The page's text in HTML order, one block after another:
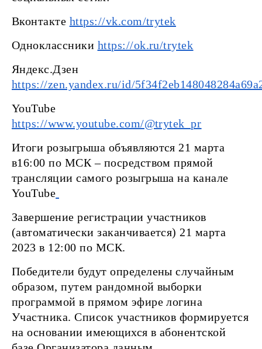
Вконтакте https://vk.com/trytek
Одноклассники https://ok.ru/trytek
Яндекс.Дзен
https://zen.yandex.ru/id/
YouTube
https://www.youtube.com/@trytek_pr
Итоги розыгрыша объявляются 21 марта
в16:00 по МСК – посредством прямой
трансляции самого розыгрыша на канале
YouTube
Завершение регистрации участников
(автоматически заканчивается) 21 марта
2023 в 12:00 по МСК.
Победители будут определены случайным
образом, путем рандомной выборки
программой в прямом эфире логина
Участника. Список участников формируется
на основании имеющихся в абонентской